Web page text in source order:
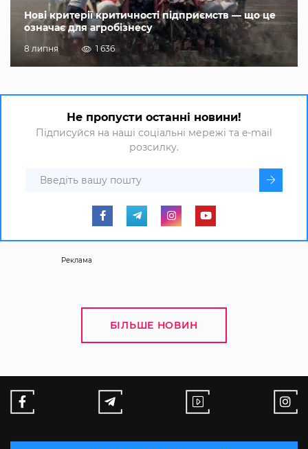
Нові критерії критичності підприємств — що це
означає для агробізнесу
8 липня 1 636
Не пропусти останні новини!
Підписуйся на наші соціальні мережі та e-mail
розсилку.
Реклама
БІЛЬШЕ НОВИН